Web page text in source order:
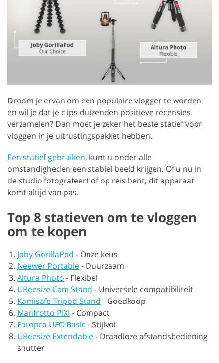
Droom je ervan om een populaire vlogger te worden
en wil je dat je clips duizenden positieve recensies
verzamelen? Dan moet je zeker het beste statief voor
vloggen in je uitrustingspakket hebben.
Een statief gebruiken, kunt u onder alle
omstandigheden een stabiel beeld krijgen. Of u nu in
de studio fotografeert of op reis bent, dit apparaat
komt altijd van pas.
Top 8 statieven om te vloggen
om te kopen
Joby GorillaPod - Onze keus
Neewer Portable- Duurzaam
Altura Photo - Flexibel
UBeesize Cam Stand - Universele compatibiliteit
Kamisafe Tripod Stand - Goedkoop
Manfrotto PIXI - Compact
Fotopro UFO Basic - Stijlvol
UBeesize Extendable- Draadloze afstandsbediening
shutter